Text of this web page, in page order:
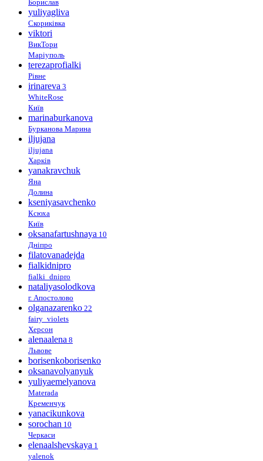
Борислав
yuliyagliva
Скориківка
viktori
ВикТори
Маріуполь
terezaprofialki
Рівне
irinareva 3
WhiteRose
Київ
marinaburkanova
Бурканова Марина
iljujana
iljujana
Харків
yanakravchuk
Яна
Долина
kseniyasavchenko
Ксюха
Київ
oksanafartushnaya 10
Дніпро
filatovanadejda
fialkidnipro
fialki_dnipro
nataliyasolodkova
г. Апостолово
olganazarenko 22
fairy_violets
Херсон
alenaalena 8
Львове
borisenkoborisenko
oksanavolyanyuk
yuliyaemelyanova
Materada
Кременчук
yanacikunkova
sorochan 10
Черкаси
elenaalshevskaya 1
yalenok